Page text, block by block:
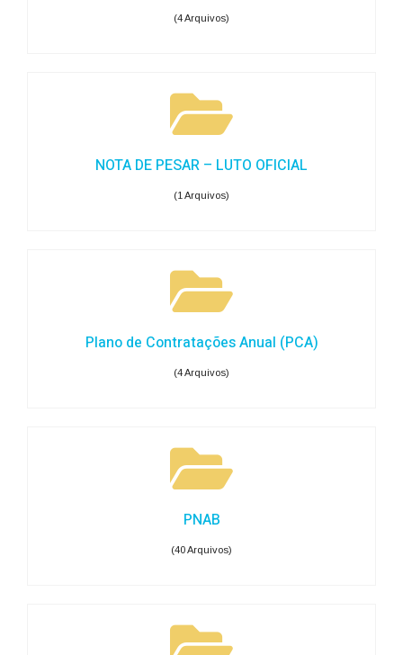
(4 Arquivos)
NOTA DE PESAR – LUTO OFICIAL
(1 Arquivos)
Plano de Contratações Anual (PCA)
(4 Arquivos)
PNAB
(40 Arquivos)